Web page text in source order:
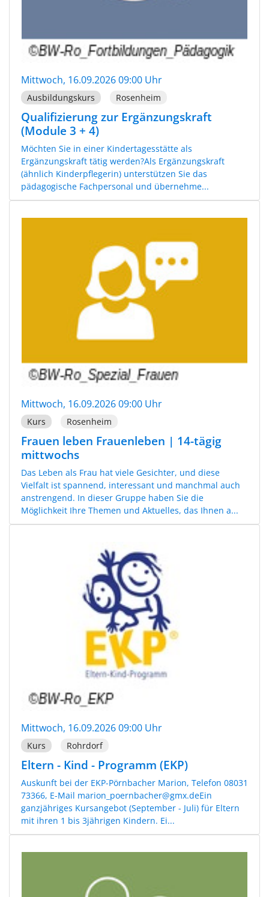
Mittwoch, 16.09.2026 09:00 Uhr
Ausbildungskurs Rosenheim
Qualifizierung zur Ergänzungskraft
(Module 3 + 4)
Möchten Sie in einer Kindertagesstätte als
Ergänzungskraft tätig werden?Als Ergänzungskraft
(ähnlich Kinderpflegerin) unterstützen Sie das
pädagogische Fachpersonal und übernehme...
Mittwoch, 16.09.2026 09:00 Uhr
Kurs Rosenheim
Frauen leben Frauenleben | 14-tägig
mittwochs
Das Leben als Frau hat viele Gesichter, und diese
Vielfalt ist spannend, interessant und manchmal auch
anstrengend. In dieser Gruppe haben Sie die
Möglichkeit Ihre Themen und Aktuelles, das Ihnen a...
Mittwoch, 16.09.2026 09:00 Uhr
Kurs Rohrdorf
Eltern - Kind - Programm (EKP)
Auskunft bei der EKP-Pörnbacher Marion, Telefon 08031
73366, E-Mail marion_poernbacher@gmx.deEin
ganzjähriges Kursangebot (September - Juli) für Eltern
mit ihren 1 bis 3jährigen Kindern. Ei...